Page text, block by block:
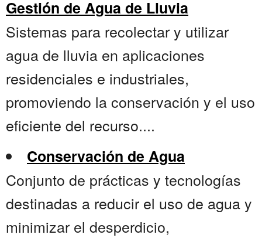
Gestión de Agua de Lluvia
Sistemas para recolectar y utilizar
agua de lluvia en aplicaciones
residenciales e industriales,
promoviendo la conservación y el uso
eficiente del recurso....
Conservación de Agua
Conjunto de prácticas y tecnologías
destinadas a reducir el uso de agua y
minimizar el desperdicio,